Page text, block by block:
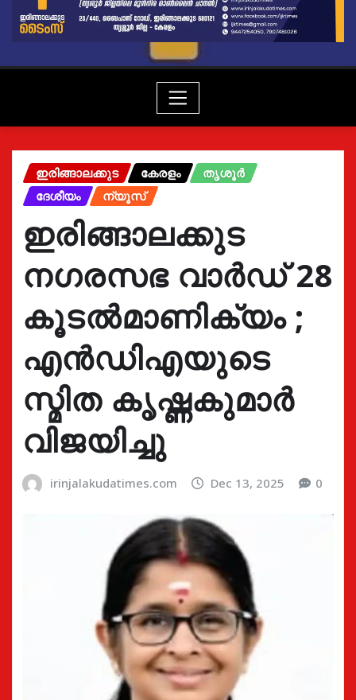
ഇരിങ്ങാലക്കുട കേരളം
തൃശൂർ
ദേശീയം
ന്യൂസ്
ഇരിങ്ങാലക്കുട
നഗരസഭ വാർഡ് 28
കൂടൽമാണിക്യം ;
എൻഡിഎയുടെ
സ്മിത കൃഷ്ണകുമാർ
വിജയിച്ചു
irinjalakudatimes.com Dec 13, 2025 0